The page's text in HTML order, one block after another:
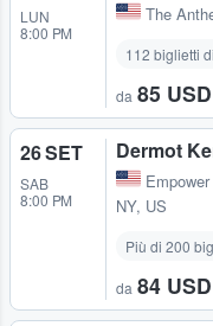
LUN
8:00 PM
The
112 biglietti
da 85 USD
26 SET
SAB
8:00 PM
Dermot
NY, US
Più di 200
da 84 USD